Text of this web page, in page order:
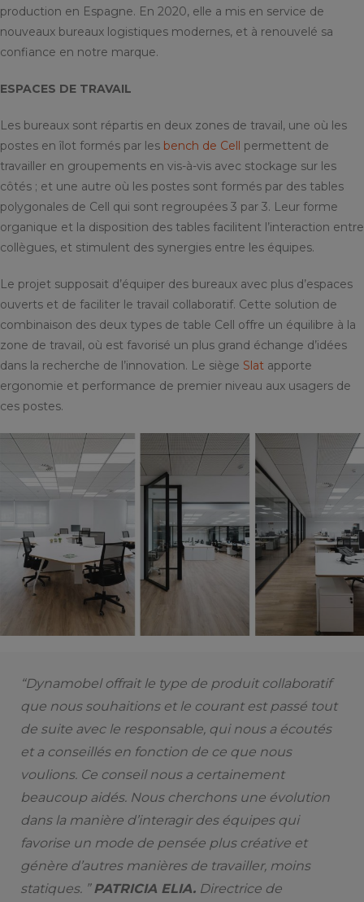
production en Espagne. En 2020, elle a mis en service de
nouveaux bureaux logistiques modernes, et à renouvelé sa
confiance en notre marque.
ESPACES DE TRAVAIL
Les bureaux sont répartis en deux zones de travail, une où les
postes en îlot formés par les bench de Cell permettent de
travailler en groupements en vis-à-vis avec stockage sur les
côtés ; et une autre où les postes sont formés par des tables
polygonales de Cell qui sont regroupées 3 par 3. Leur forme
organique et la disposition des tables facilitent l’interaction entre
collègues, et stimulent des synergies entre les équipes.
Le projet supposait d’équiper des bureaux avec plus d’espaces
ouverts et de faciliter le travail collaboratif. Cette solution de
combinaison des deux types de table Cell offre un équilibre à la
zone de travail, où est favorisé un plus grand échange d’idées
dans la recherche de l’innovation. Le siège Slat apporte
ergonomie et performance de premier niveau aux usagers de
ces postes.
“Dynamobel offrait le type de produit collaboratif
que nous souhaitions et le courant est passé tout
de suite avec le responsable, qui nous a écoutés
et a conseillés en fonction de ce que nous
voulions. Ce conseil nous a certainement
beaucoup aidés. Nous cherchons une évolution
dans la manière d’interagir des équipes qui
favorise un mode de pensée plus créative et
génère d’autres manières de travailler, moins
statiques. ”PATRICIA ELIA. Directrice de